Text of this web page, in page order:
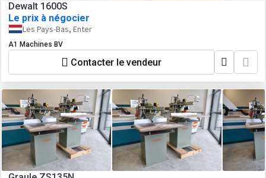
Dewalt 1600S
Le prix à négocier
Les Pays-Bas, Enter
A1 Machines BV
Contacter le vendeur